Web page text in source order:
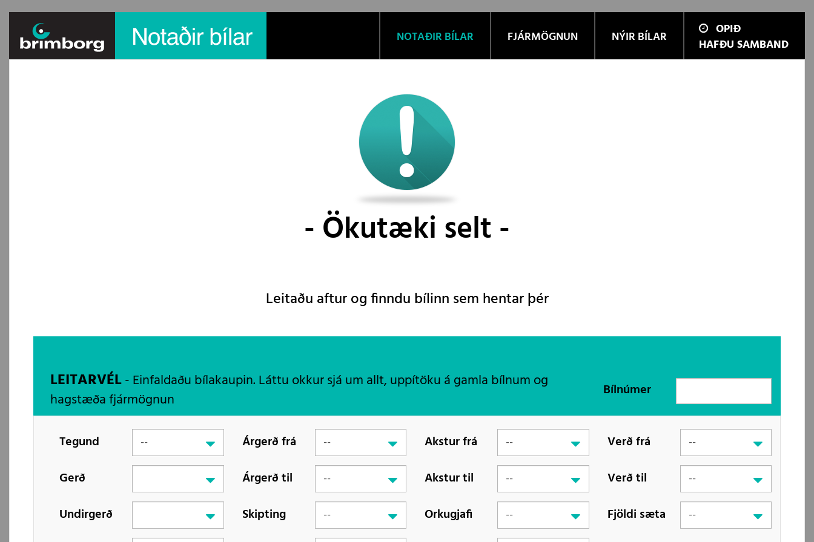
NOTAÐIR BÍLAR FJÁRMÖGNUN NÝIR BÍLAR
OPIÐ
HAFÐU SAMBAND
Ökutæki selt
Leitaðu aftur og finndu bílinn sem hentar þér
LEITARVÉL- Einfaldaðu bílakaupin. Láttu okkur sjá um allt, uppítöku á gamla bílnum og
hagstæða fjármögnun
Bílnúmer
Tegund
Gerð
Undirgerð
Árgerð frá
Árgerð til
Skipting
Akstur frá
Akstur til
Orkugjafi
Verð frá
Verð til
Fjöldi sæta